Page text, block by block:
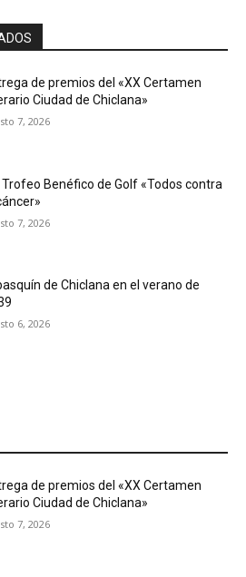
de premios del «XX Certamen
Ciudad de Chiclana»
7, 2026
Trofeo Benéfico de Golf «Todos contra
7, 2026
de Chiclana en el verano de
6, 2026
de premios del «XX Certamen
Ciudad de Chiclana»
7, 2026